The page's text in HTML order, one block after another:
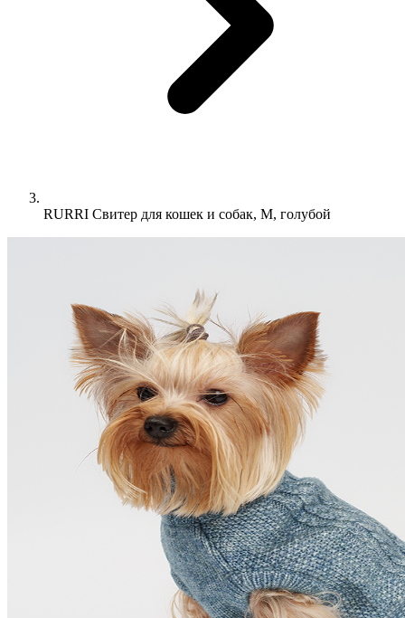
RURRI Свитер для кошек и собак, M, голубой